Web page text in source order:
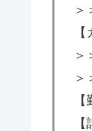
＞
＞